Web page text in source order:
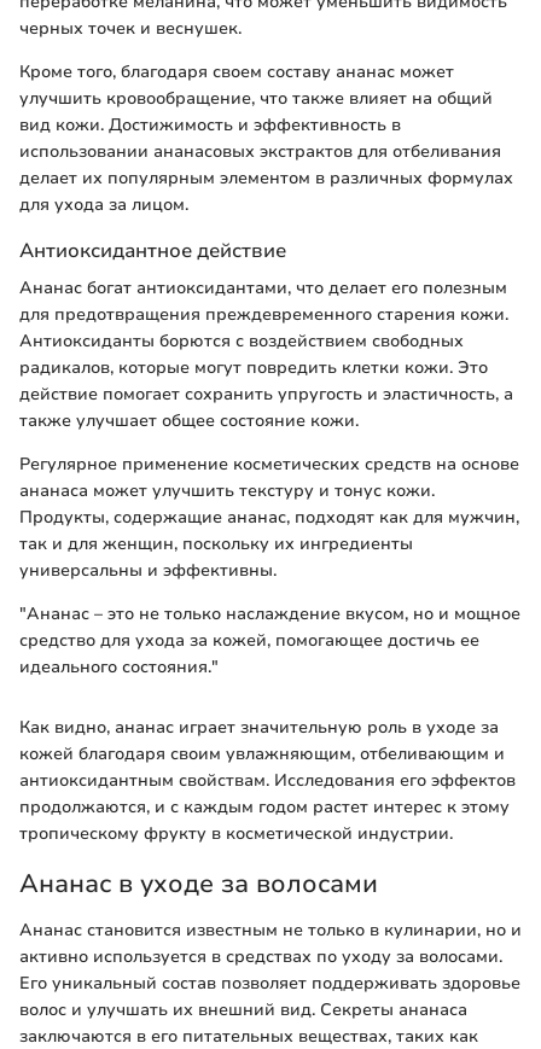
черных точек и веснушек.
Кроме того, благодаря своем составу ананас может
улучшить кровообращение, что также влияет на общий
вид кожи. Достижимость и эффективность в
использовании ананасовых экстрактов для отбеливания
делает их популярным элементом в различных формулах
для ухода за лицом.
Антиоксидантное действие
Ананас богат антиоксидантами, что делает его полезным
для предотвращения преждевременного старения кожи.
Антиоксиданты борются с воздействием свободных
радикалов, которые могут повредить клетки кожи. Это
действие помогает сохранить упругость и эластичность, а
также улучшает общее состояние кожи.
Регулярное применение косметических средств на основе
ананаса может улучшить текстуру и тонус кожи.
Продукты, содержащие ананас, подходят как для мужчин,
так и для женщин, поскольку их ингредиенты
универсальны и эффективны.
"Ананас – это не только наслаждение вкусом, но и мощное
средство для ухода за кожей, помогающее достичь ее
идеального состояния."
Как видно, ананас играет значительную роль в уходе за
кожей благодаря своим увлажняющим, отбеливающим и
антиоксидантным свойствам. Исследования его эффектов
продолжаются, и с каждым годом растет интерес к этому
тропическому фрукту в косметической индустрии.
Ананас в уходе за волосами
Ананас становится известным не только в кулинарии, но и
активно используется в средствах по уходу за волосами.
Его уникальный состав позволяет поддерживать здоровье
волос и улучшать их внешний вид. Секреты ананаса
заключаются в его питательных веществах, таких как